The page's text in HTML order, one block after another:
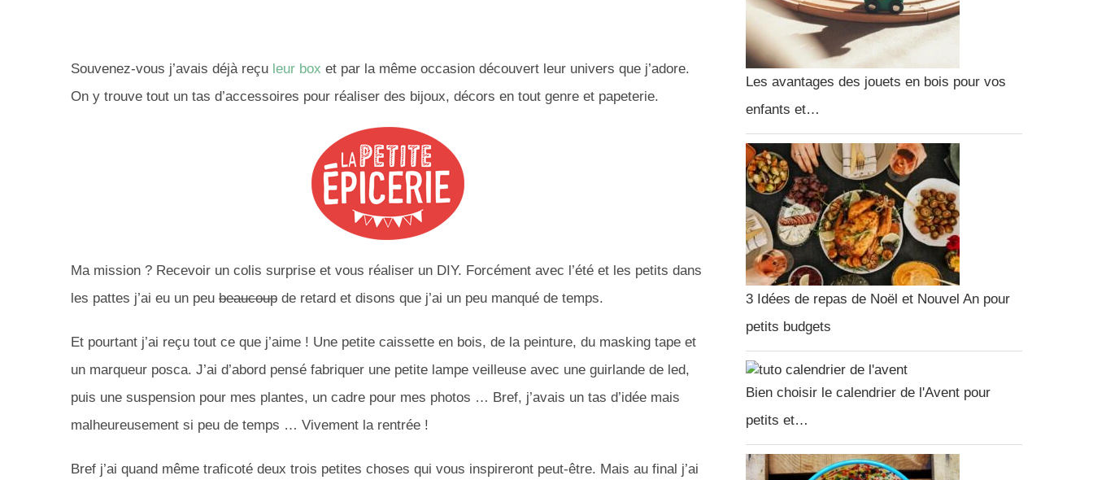
Souvenez-vous j’avais déjà reçu leur box et par la même occasion découvert leur univers que j’adore.
On y trouve tout un tas d’accessoires pour réaliser des bijoux, décors en tout genre et papeterie.
Ma mission ? Recevoir un colis surprise et vous réaliser un DIY. Forcément avec l’été et les petits dans
les pattes j’ai eu un peu beaucoup de retard et disons que j’ai un peu manqué de temps.
Et pourtant j’ai reçu tout ce que j’aime ! Une petite caissette en bois, de la peinture, du masking tape et
un marqueur posca. J’ai d’abord pensé fabriquer une petite lampe veilleuse avec une guirlande de led,
puis une suspension pour mes plantes, un cadre pour mes photos … Bref, j’avais un tas d’idée mais
malheureusement si peu de temps … Vivement la rentrée !
Bref j’ai quand même traficoté deux trois petites choses qui vous inspireront peut-être. Mais au final j’ai
Les avantages des jouets en bois pour vos
enfants et…
3 Idées de repas de Noël et Nouvel An pour
petits budgets
Bien choisir le calendrier de l'Avent pour
petits et…